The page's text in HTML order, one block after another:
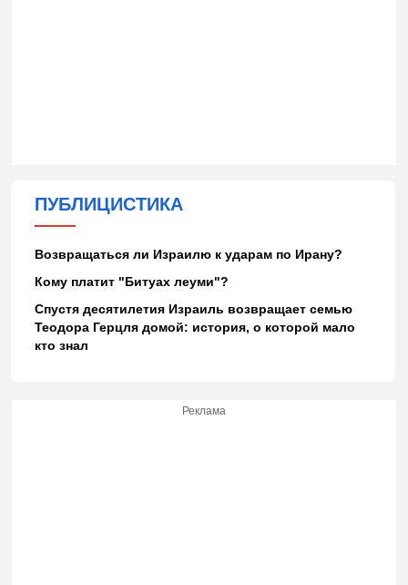
ПУБЛИЦИСТИКА
Возвращаться ли Израилю к ударам по Ирану?
Кому платит "Битуах леуми"?
Спустя десятилетия Израиль возвращает семью
Теодора Герцля домой: история, о которой мало
кто знал
Реклама